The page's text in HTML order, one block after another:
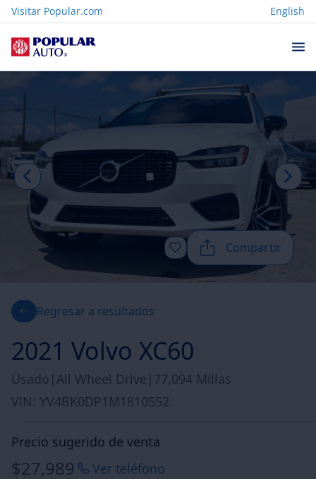
Visitar Popular.com English
Compartir
Regresar a resultados
2021 Volvo XC60
Usado All Wheel Drive 77,094 Millas
VIN: YV4BK0DP1M1810552
Precio sugerido de venta
$27,989 Ver teléfono